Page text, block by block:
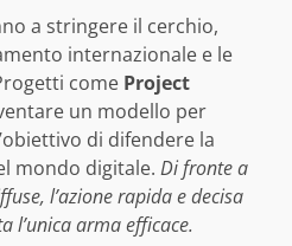
a stringere il cerchio,
internazionale e le
come Project
un modello per
di difendere la
mondo digitale. Di fronte a
l’azione rapida e decisa
l’unica arma efficace.